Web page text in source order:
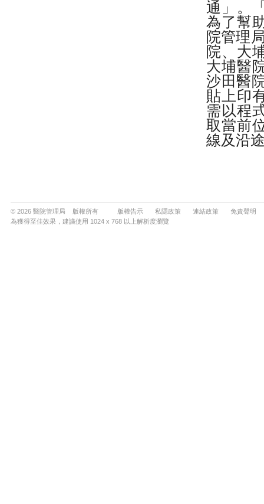
© 2026 醫院管理局 版權所有 版權告示 私隱政策 連結政策
免責聲明
為獲得至佳效果，建議使用 1024 x 768 以上解析度瀏覽